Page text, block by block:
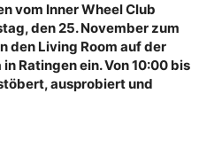
vom Inner Wheel Club
den 25. November zum
den Living Room auf der
Ratingen ein. Von 10:00 bis
ausprobiert und